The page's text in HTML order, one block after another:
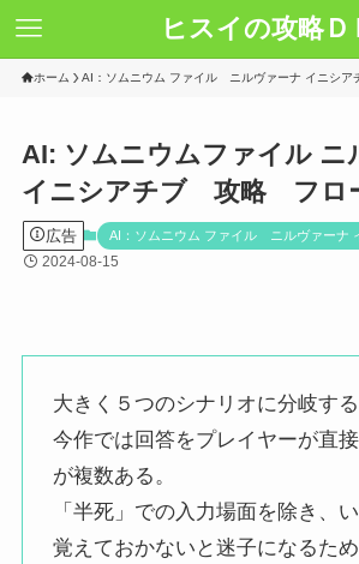
ヒスイの攻略Ｄ
ホーム AI：ソムニウム ファイル ニルヴァーナ イニシア
AI: ソムニウムファイル ニ
イニシアチブ 攻略 フロ
広告 AI：ソムニウム ファイル ニルヴァーナ
2024-08-15
大きく５つのシナリオに分岐する
今作では回答をプレイヤーが直
が複数ある。
「半死」での入力場面を除き、
覚えておかないと迷子になるため